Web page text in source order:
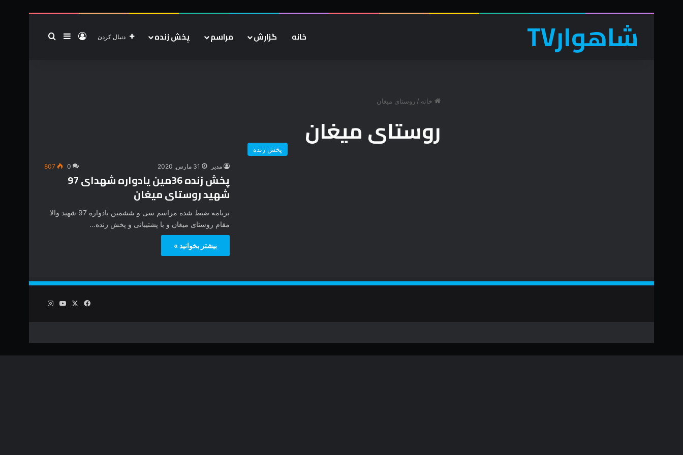
شاهوارTV خانه گزارش مراسم پخش زنده دنبال کردن ورود سایدبار
خانه / روستای میغان
روستای میغان پخش زنده
مدیر 31 مارس, 2020 0
807
پخش زنده 36مین یادواره شهدای 97
شهید روستای میغان
برنامه ضبط شده مراسم سی و ششمین یادواره 97 شهید والا
مقام روستای میغان و با پشتیبانی و پخش زنده…
بیشتر بخوانید »
فیس
یوتیوب